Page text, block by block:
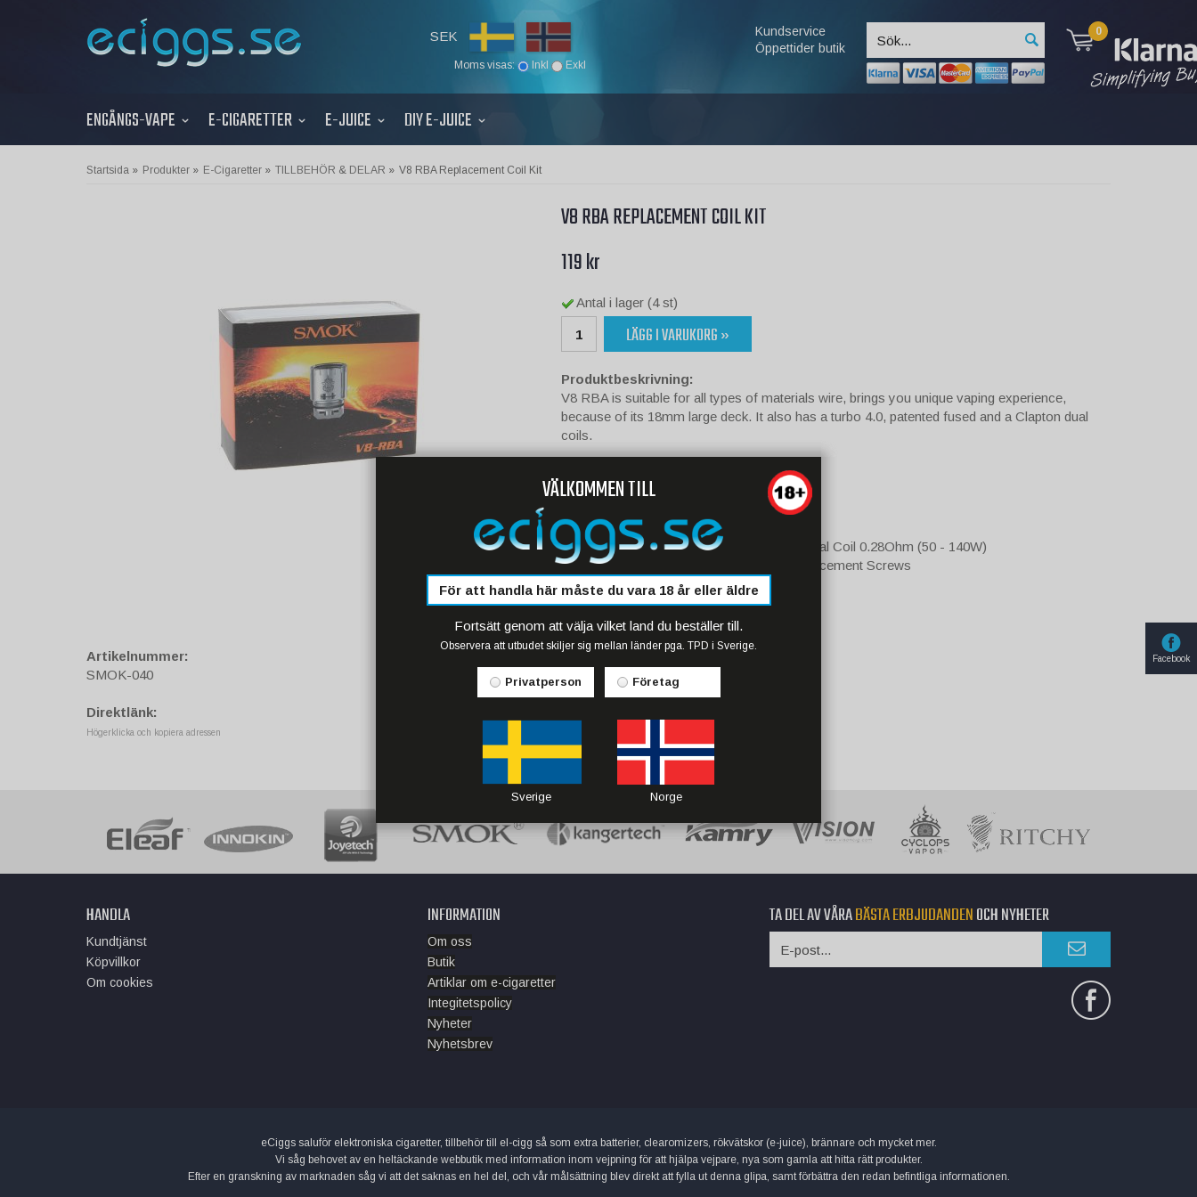
Facebook
Kundservice
Öppettider butik
0
SEK
Moms visas: Inkl Exkl
ENGÅNGS-VAPE E-CIGARETTER E-JUICE DIY E-JUICE
Startsida » Produkter » E-Cigaretter » TILLBEHÖR & DELAR » V8 RBA Replacement Coil Kit
Artikelnummer:
SMOK-040
Direktlänk:
Högerklicka och kopiera adressen
V8 RBA REPLACEMENT COIL KIT
119 kr
Antal i lager (4 st)
LÄGG I VARUKORG »
Produktbeskrivning:
V8 RBA is suitable for all types of materials wire, brings you unique vaping experience,
because of its 18mm large deck. It also has a turbo 4.0, patented fused and a Clapton dual
coils.
2. Turbo: 4.0T-X
3. Pre-installed: Patented Fused Clapton Dual Coil 0.28Ohm (50 - 140W)
4. 1 x Allen Key, 2 X Sealing Rings, 4 X replacement Screws
Tips:
-Suitable for TFV8 CLOUD BEAST Tank
HANDLA
Kundtjänst
Köpvillkor
Om cookies
INFORMATION
Om oss
Butik
Artiklar om e-cigaretter
Integitetspolicy
Nyheter
Nyhetsbrev
TA DEL AV VÅRABÄSTA ERBJUDANDENOCH NYHETER
eCiggs saluför elektroniska cigaretter, tillbehör till el-cigg så som extra batterier, clearomizers, rökvätskor (e-juice), brännare och mycket mer.
Vi såg behovet av en heltäckande webbutik med information inom vejpning för att hjälpa vejpare, nya som gamla att hitta rätt produkter.
Efter en granskning av marknaden såg vi att det saknas en hel del, och vår målsättning blev direkt att fylla ut denna glipa, samt förbättra den redan befintliga informationen.
VÄLKOMMEN TILL
För att handla här måste du vara 18 år eller äldre
Fortsätt genom att välja vilket land du beställer till.
Observera att utbudet skiljer sig mellan länder pga. TPD i Sverige.
Privatperson Företag
Sverige Norge